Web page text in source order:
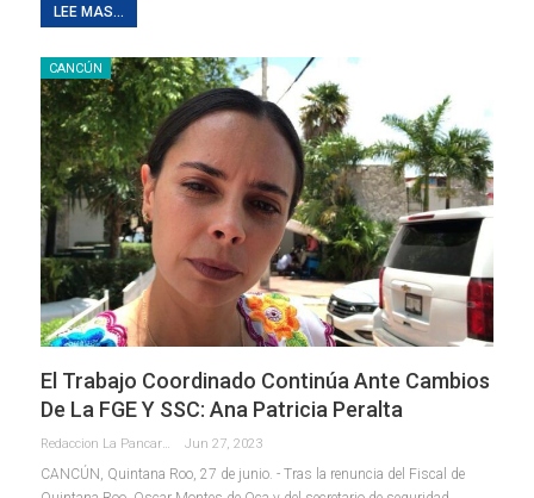
LEE MAS...
CANCÚN
El Trabajo Coordinado Continúa Ante Cambios
De La FGE Y SSC: Ana Patricia Peralta
Redaccion La Pancarta De Quintana Roo Jun 27, 2023
CANCÚN, Quintana Roo, 27 de junio. - Tras la renuncia del Fiscal de